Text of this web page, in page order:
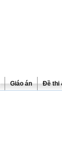
Giáo án Đề thi